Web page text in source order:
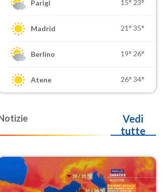
Parigi 15° 23°
Madrid 21° 35°
Berlino 19° 26°
Atene 26° 34°
Vedi
tutte